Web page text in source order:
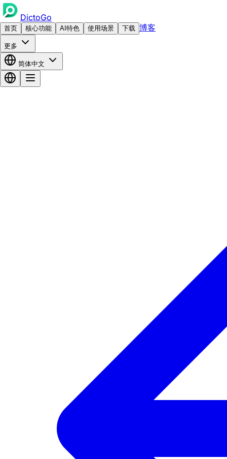
DictoGo
首页 核心功能 AI特色 使用场景 下载 博客
更多
简体中文